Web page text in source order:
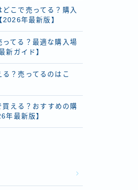
こで売ってる？購入
年最新版】
てる？最適な購入場
新ガイド】
？売ってるのはこ
える？おすすめの購
年最新版】